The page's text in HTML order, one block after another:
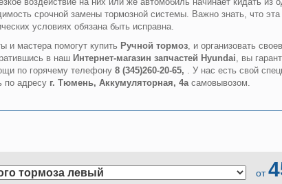
срочной замены тормозной системы. Важно знать, что
условиях обязана быть исправна.
и мастера помогут купить Ручной тормоз, и организовать
в наш Интернет-магазин запчастей Hyundai, вы
по горячему телефону 8 (345)260-20-65, . У нас есть свой
по адресу г. Тюмень, Аккумуляторная, 4асамовывозом.
от